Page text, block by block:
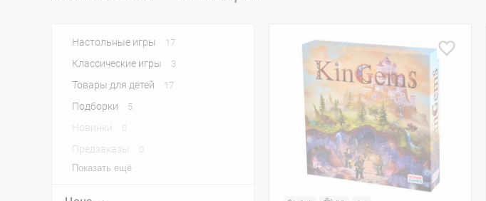
Настольные игры 17
Классические игры 3
Товары для детей 17
Подборки 5
Новинки 0
Предзаказы
0
Показать ещё